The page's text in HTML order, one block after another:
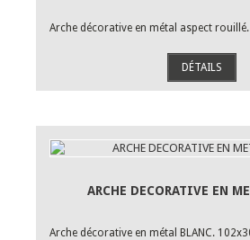
Arche décorative en métal aspect
DÉTAILS
ARCHE DECORATIVE EN
Arche décorative en métal BLANC.